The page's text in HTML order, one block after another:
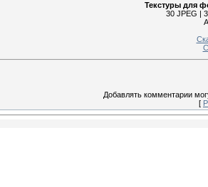
Текстуры для
30 JPEG |
Добавлять комментарии
[